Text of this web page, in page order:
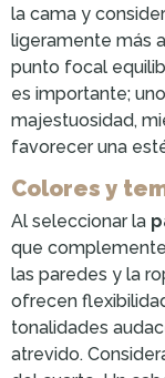
la cama y
ligeramente más
punto focal
es importante;
majestuosidad,
favorecer una
Colores y
Al seleccionar la
que
las paredes y la
ofrecen
tonalidades
atrevido.